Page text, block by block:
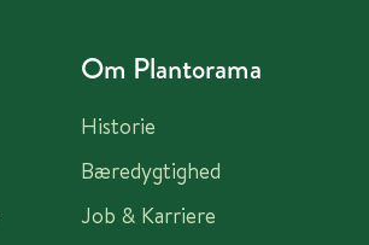
Om Plantorama
Historie
Bæredygtighed
Job & Karriere